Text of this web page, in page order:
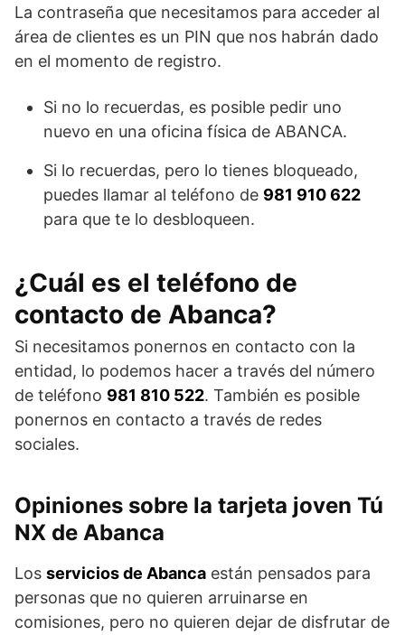
La contraseña que necesitamos para acceder al
área de clientes es un PIN que nos habrán dado
en el momento de registro.
Si no lo recuerdas, es posible pedir uno
nuevo en una oficina física de ABANCA.
Si lo recuerdas, pero lo tienes bloqueado,
puedes llamar al teléfono de 981 910 622
para que te lo desbloqueen.
¿Cuál es el teléfono de
contacto de Abanca?
Si necesitamos ponernos en contacto con la
entidad, lo podemos hacer a través del número
de teléfono 981 810 522. También es posible
ponernos en contacto a través de redes
sociales.
Opiniones sobre la tarjeta joven Tú
NX de Abanca
Los servicios de Abanca están pensados para
personas que no quieren arruinarse en
comisiones, pero no quieren dejar de disfrutar de